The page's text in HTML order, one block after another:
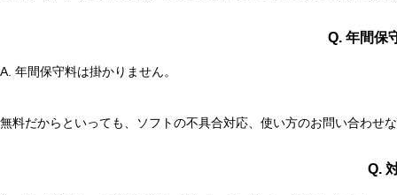
Q. 年間保
A. 年間保守料は掛かりません。
無料だからといっても、ソフトの不具合対応、使い方のお問い合わせ
Q.